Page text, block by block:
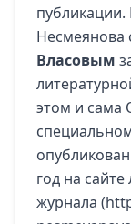
Несмеянова
Власовым
этом и сама
год на
журнала (